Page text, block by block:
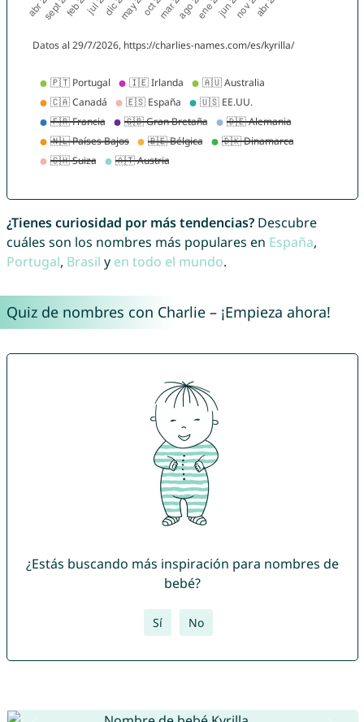
¿Tienes curiosidad por más tendencias?Descubre
cuáles son los nombres más populares en España,
Portugal, Brasil y en todo el mundo.
Quiz de nombres con Charlie – ¡Empieza ahora!
¿Estás buscando más inspiración para nombres de
bebé?
Sí No